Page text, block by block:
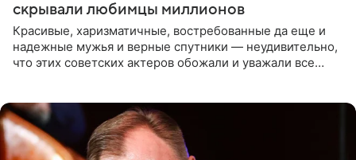
скрывали любимцы миллионов
Красивые, харизматичные, востребованные да еще и
надежные мужья и верные спутники — неудивительно,
что этих советских актеров обожали и уважали все